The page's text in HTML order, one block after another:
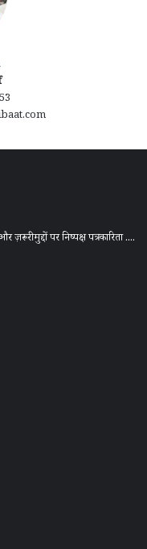
मुद्दों पर निष्पक्ष पत्रकारिता ....